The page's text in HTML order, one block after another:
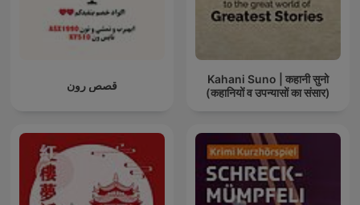
قصص رون
Kahani Suno | कहानी सुनो
(कहानियों व उपन्यासों का संसार)